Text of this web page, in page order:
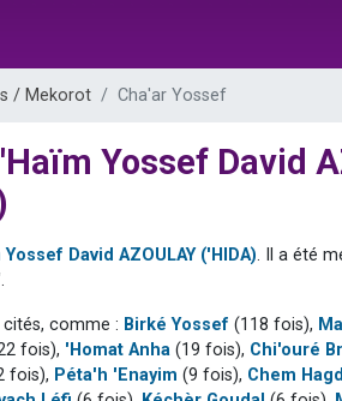
/ Mekorot Cha'ar Yossef
Yossef David
Yossef David AZOULAY ('HIDA). Il a été
comme : Birké Yossef (118 fois),
fois), 'Homat Anha (19 fois), Chi'ouré
fois), Péta'h 'Enayim (9 fois), Chem